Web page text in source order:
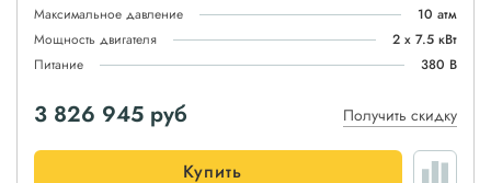
Максимальное давление
10 атм
Мощность двигателя
2 х 7.5 кВт
Питание
380 В
3 826 945 руб Получить скидку
Купить